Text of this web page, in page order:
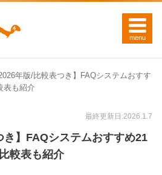
2026年版/比較表つき】FAQシステムおすす
表も紹介
最終更新日:2026.1.7
き】FAQシステムおすすめ21
較表も紹介